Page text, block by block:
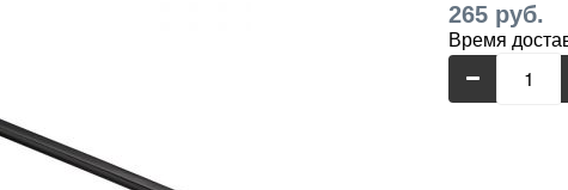
265 руб.
Время